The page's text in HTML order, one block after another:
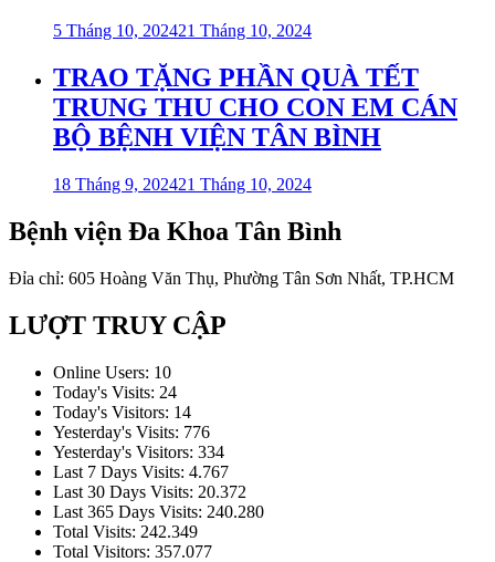
5 Tháng 10, 202421 Tháng 10, 2024
TRAO TẶNG PHẦN QUÀ TẾT
TRUNG THU CHO CON EM CÁN
BỘ BỆNH VIỆN TÂN BÌNH
18 Tháng 9, 202421 Tháng 10, 2024
Bệnh viện Đa Khoa Tân Bình
Đỉa chỉ: 605 Hoàng Văn Thụ, Phường Tân Sơn Nhất, TP.HCM
LƯỢT TRUY CẬP
Online Users: 10
Today's Visits: 24
Today's Visitors: 14
Yesterday's Visits: 776
Yesterday's Visitors: 334
Last 7 Days Visits: 4.767
Last 30 Days Visits: 20.372
Last 365 Days Visits: 240.280
Total Visits: 242.349
Total Visitors: 357.077